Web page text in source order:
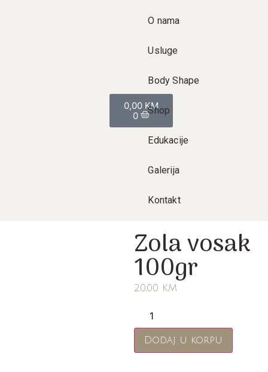
0,00 KM
0
O nama
Usluge
Body Shape
Shop
Edukacije
Galerija
Kontakt
Zola vosak
100gr
20,00 KM
Dodaj u korpu